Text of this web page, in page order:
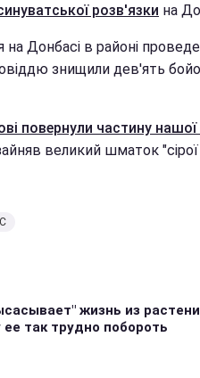
розв'язки на
Донбасі в районі
знищили дев'ять
повернули частину нашої
великий шматок "сірої
жизнь из
так трудно побороть